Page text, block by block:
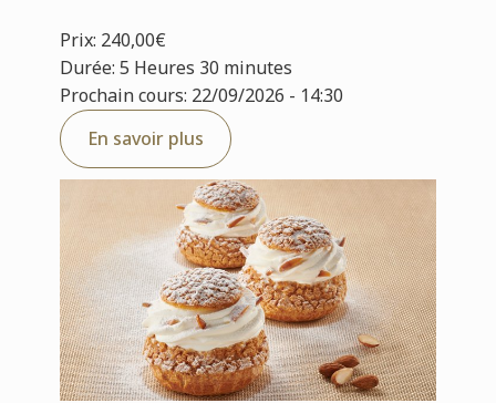
Prix: 240,00€
Durée: 5 Heures 30 minutes
Prochain cours: 22/09/2026 - 14:30
En savoir plus